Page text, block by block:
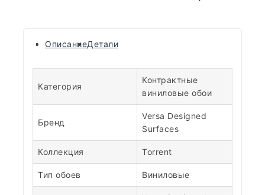
ОписаниеДетали
Категория
Контрактные
виниловые обои
Бренд
Versa Designed
Surfaces
Коллекция Torrent
Тип обоев Виниловые